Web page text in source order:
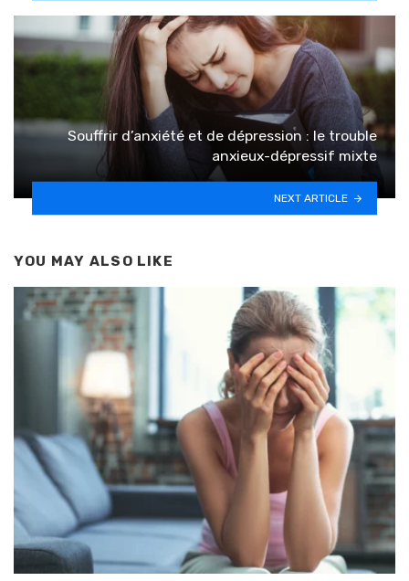
Souffrir d’anxiété et de dépression : le trouble
anxieux-dépressif mixte
NEXT ARTICLE
YOU MAY ALSO LIKE